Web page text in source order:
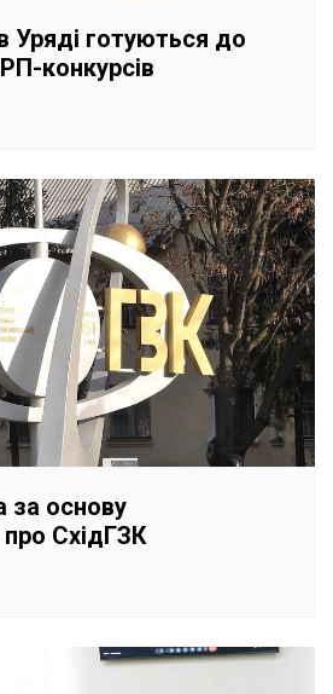
Уряді готуються до
конкурсів
за основу
СхідГЗК